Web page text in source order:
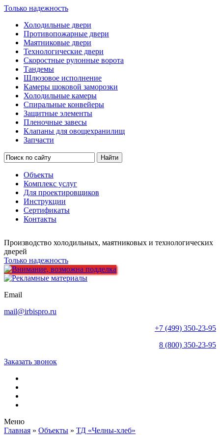
Только надежность
Холодильные двери
Противопожарные двери
Маятниковые двери
Технологические двери
Скоростные рулонные ворота
Тандемы
Шлюзовое исполнение
Камеры шоковой заморозки
Холодильные камеры
Спиральные конвейеры
Защитные элементы
Пленочные завесы
Клапаны для овощехранилищ
Запчасти
Объекты
Комплекс услуг
Для проектировщиков
Инструкции
Сертификаты
Контакты
Производство холодильных, маятниковых и технологических
дверей
Только надежность
Email
mail@irbispro.ru
+7 (499) 350-23-95
8 (800) 350-23-95
Заказать звонок
Меню
Главная » Объекты » ТД «Челны-хлеб»